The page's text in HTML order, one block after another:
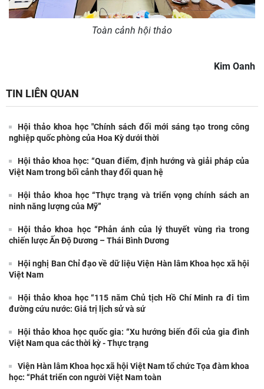
Toàn cảnh hội thảo
Kim Oanh
TIN LIÊN QUAN
Hội thảo khoa học "Chính sách đổi mới sáng tạo trong công
nghiệp quốc phòng của Hoa Kỳ dưới thời
Hội thảo khoa học: “Quan điểm, định hướng và giải pháp của
Việt Nam trong bối cảnh thay đổi quan hệ
Hội thảo khoa học “Thực trạng và triển vọng chính sách an
ninh năng lượng của Mỹ”
Hội thảo khoa học “Phản ánh của lý thuyết vùng rìa trong
chiến lược Ấn Độ Dương – Thái Bình Dương
Hội nghị Ban Chỉ đạo về dữ liệu Viện Hàn lâm Khoa học xã hội
Việt Nam
Hội thảo khoa học “115 năm Chủ tịch Hồ Chí Minh ra đi tìm
đường cứu nước: Giá trị lịch sử và sứ
Hội thảo khoa học quốc gia: “Xu hướng biến đổi của gia đình
Việt Nam qua các thời kỳ - Thực trạng
Viện Hàn lâm Khoa học xã hội Việt Nam tổ chức Tọa đàm khoa
học: “Phát triển con người Việt Nam toàn